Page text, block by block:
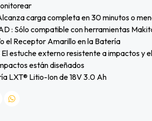
carga completa en 30 minutos o
: Sólo compatible con herramientas
el Receptor Amarillo en la Batería
estuche externo resistente a impactos y
están diseñados
LXT® Litio-Ion de 18V 3.0 Ah